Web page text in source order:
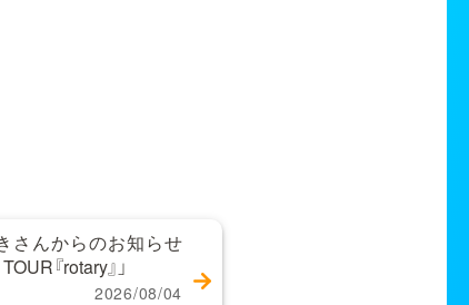
さんからのお知らせ
『rotary』」
2026/08/04